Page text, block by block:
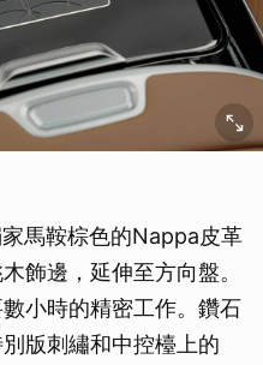
馬鞍棕色的Nappa皮革
飾邊，延伸至方向盤。
小時的精密工作。鑽石
版刺繡和中控檯上的